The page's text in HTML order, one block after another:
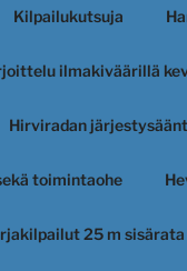
Kilpailukutsuja
ilmakiväärillä
Hirviradan
toimintaohe
25 m sisärata